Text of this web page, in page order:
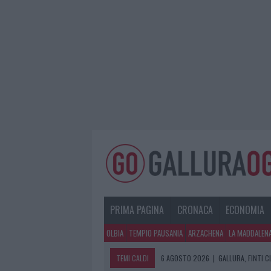
PRIMA PAGINA CRONACA ECONOMIA
OLBIA TEMPIO PAUSANIA ARZACHENA LA
TEMI CALDI 6 AGOSTO 2026 | GALLURA, FINTI
6 AGOSTO 2026
METEO OLBIA 7